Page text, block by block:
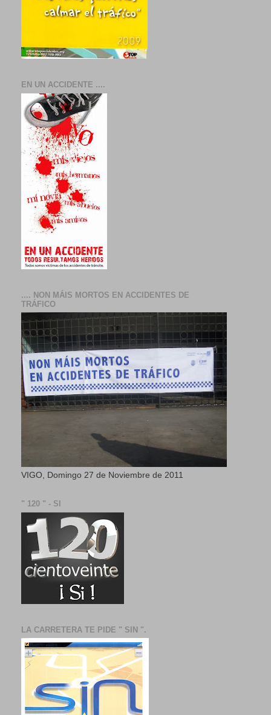
EN UN ACCIDENTE ....
.... NON MÁIS MORTOS EN ACCIDENTES DE
TRÁFICO
VIGO, Domingo 27 de Noviembre de 2011
" 120 " - SI
LA CARRETERA TE PIDE " SIN ".